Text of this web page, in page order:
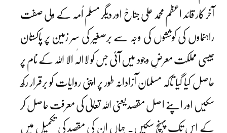
آخر کار قائد اعظم محمد علی جناحؒ اور دیگر مسلم اُمہ کے ولی صفت
راہنماوں کی کوششوں کی وجہ سے برصغیر کی سر زمین پر پاکستان
جیسی مملکت معرضِ وجود میں آئی جس کو لاالٰہ الا اللہ کے نام پر
حاصل کیا گیا تاکہ مسلمان آزادانہ طور پر اپنی روایات کو برقرار رکھ
سکیں اور اپنے اصل مقصد یعنی اللہ تعالیٰ کی معرفت حاصل کر
کے اس تک پہنچ سکیں۔ جہاں ان کی مقصد کی تکمیل میں